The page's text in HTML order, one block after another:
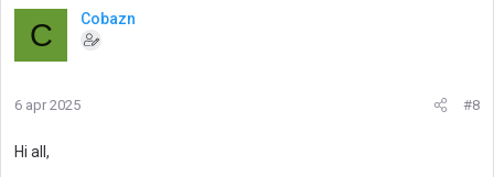
C Cobazn
6 apr 2025 #8
Hi all,